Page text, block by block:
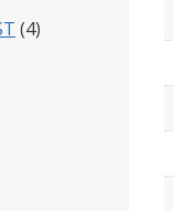
4